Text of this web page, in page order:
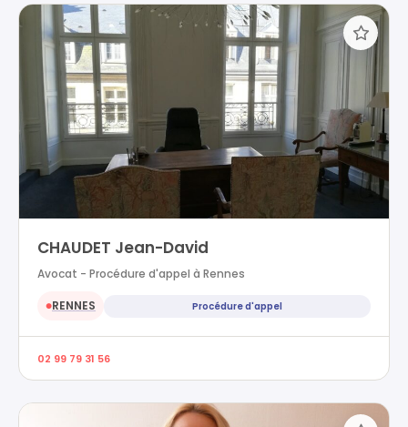
CHAUDET Jean-David
Avocat - Procédure d'appel à Rennes
●RENNES Procédure d'appel
02 99 79 31 56